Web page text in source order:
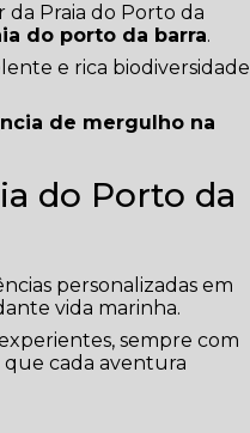
Praia do Porto da
do porto da barra.
e rica biodiversidade
de mergulho na
do Porto da
personalizadas em
vida marinha.
sempre com
cada aventura